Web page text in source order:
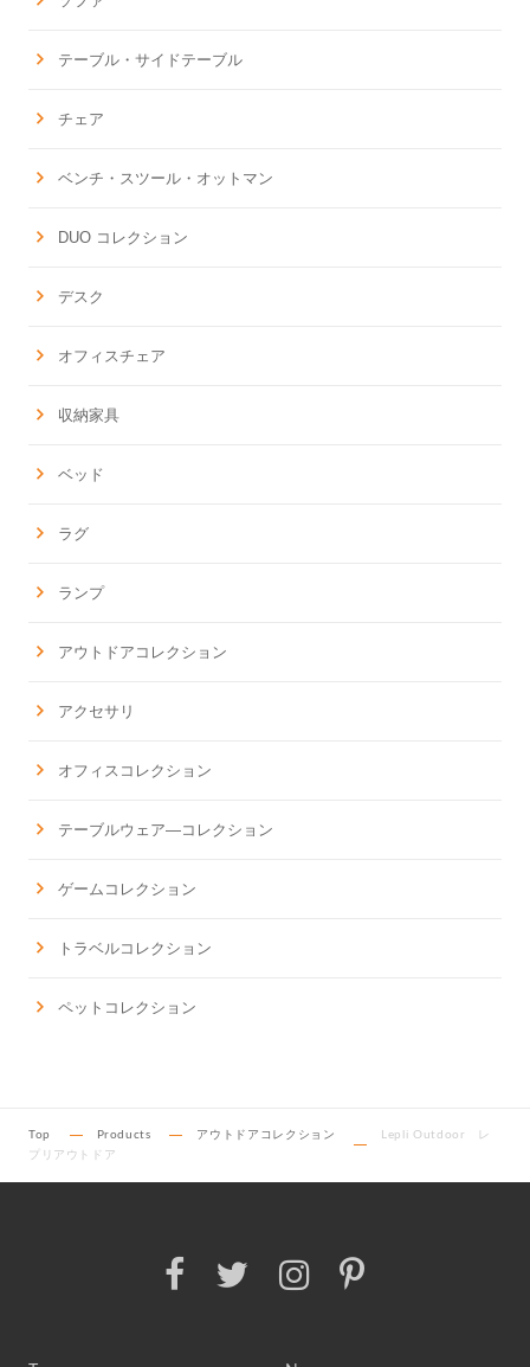
テーブル・サイドテーブル
チェア
ベンチ・スツール・オットマン
DUO コレクション
デスク
オフィスチェア
収納家具
ベッド
ラグ
ランプ
アウトドアコレクション
アクセサリ
オフィスコレクション
テーブルウェア―コレクション
ゲームコレクション
トラベルコレクション
ペットコレクション
Top Products アウトドアコレクション
Lepli Outdoor レ
プリアウトドア